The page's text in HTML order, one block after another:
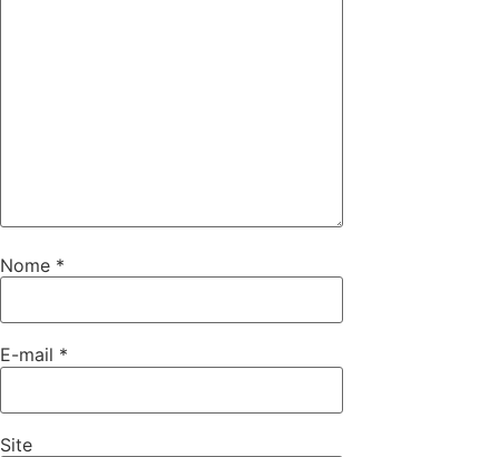
Nome *
E-mail *
Site